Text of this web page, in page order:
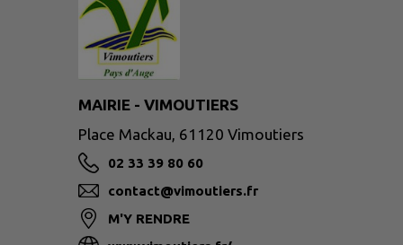
MAIRIE - VIMOUTIERS
Place Mackau, 61120 Vimoutiers
02 33 39 80 60
contact@vimoutiers.fr
M'Y RENDRE